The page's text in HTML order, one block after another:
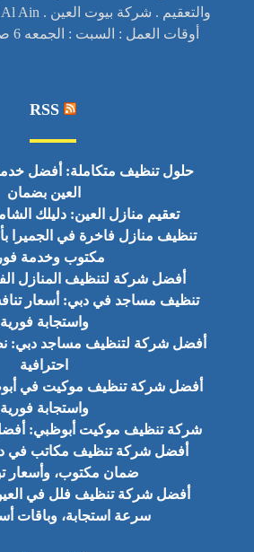
أوقات العمل : السبت : الجمعه 6 صباحا : 12 مساء .
RSS
حلول تنظيف متكاملة: أفضل
العين بضمان
تعقيم منازل العين: دليلك
تنظيف منازل فاخرة في
مكتوب وخدمة
أفضل شركة لتنظيف المنازل
تنظيف مساجد في دبي: أسعار
واستجابة فورية
أفضل شركة لتنظيف مساجد دبي:
احترافية
أفضل شركة تنظيف موكيت في
واستجابة فورية
شركة تنظيف موكيت أبوظبي:
أفضل شركة تنظيف مكاتب في
ضمان مكتوب، وأسعار
أفضل شركة تنظيف فلل في
سرعة استجابة، وباقات